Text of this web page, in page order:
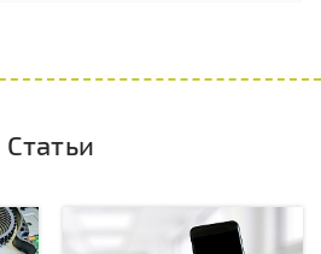
Статьи